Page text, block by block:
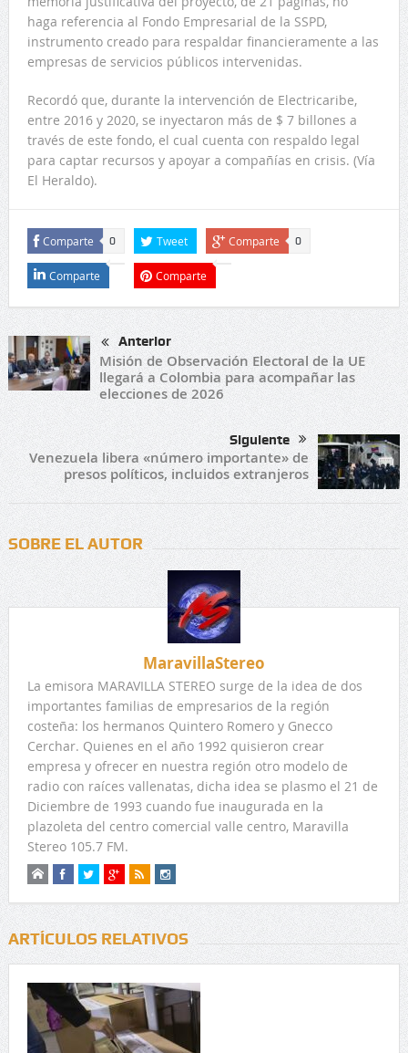
haga referencia al Fondo Empresarial de la SSPD,
instrumento creado para respaldar financieramente a las
empresas de servicios públicos intervenidas.
Recordó que, durante la intervención de Electricaribe,
entre 2016 y 2020, se inyectaron más de $ 7 billones a
través de este fondo, el cual cuenta con respaldo legal
para captar recursos y apoyar a compañías en crisis. (Vía
El Heraldo).
Comparte 0 Tweet Comparte 0
Comparte Comparte
Anterior
Misión de Observación Electoral de la UE
llegará a Colombia para acompañar las
elecciones de 2026
Siguiente
Venezuela libera «número importante» de
presos políticos, incluidos extranjeros
SOBRE EL AUTOR
MaravillaStereo
La emisora MARAVILLA STEREO surge de la idea de dos
importantes familias de empresarios de la región
costeña: los hermanos Quintero Romero y Gnecco
Cerchar. Quienes en el año 1992 quisieron crear
empresa y ofrecer en nuestra región otro modelo de
radio con raíces vallenatas, dicha idea se plasmo el 21 de
Diciembre de 1993 cuando fue inaugurada en la
plazoleta del centro comercial valle centro, Maravilla
Stereo 105.7 FM.
ARTÍCULOS RELATIVOS